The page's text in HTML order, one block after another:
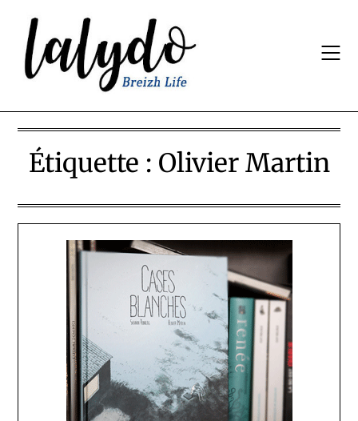
content
Étiquette : Olivier Martin